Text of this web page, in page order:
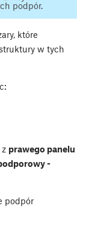
podpór.
które
w tych
prawego panelu
-
podpór